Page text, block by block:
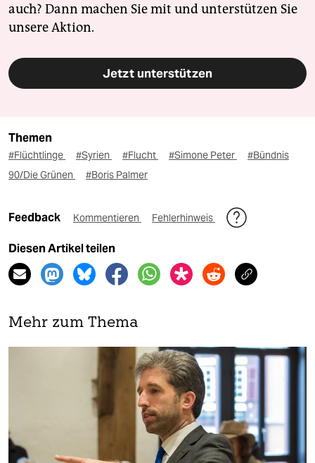
auch? Dann machen Sie mit und unterstützen Sie
unsere Aktion.
Jetzt unterstützen
Themen
#Flüchtlinge #Syrien #Flucht #Simone Peter
#Bündnis
90/Die Grünen
#Boris Palmer
Feedback Kommentieren Fehlerhinweis
Diesen Artikel teilen
Mehr zum Thema